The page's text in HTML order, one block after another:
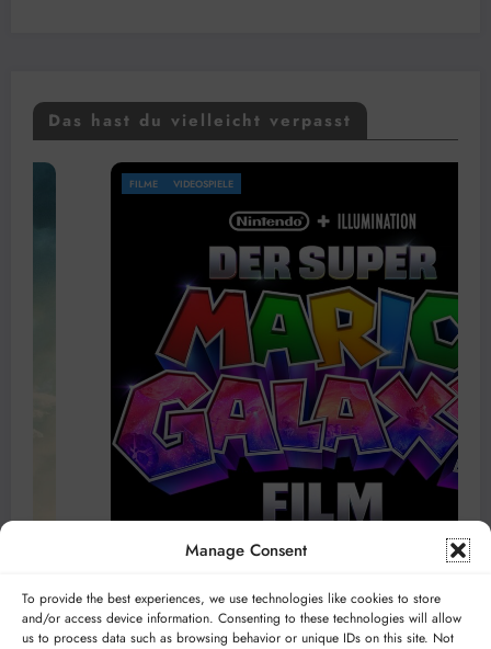
Manage Consent
To provide the best experiences, we use technologies like cookies to store
and/or access device information. Consenting to these technologies will allow
us to process data such as browsing behavior or unique IDs on this site. Not
Das hast du vielleicht verpasst
Film Asterix erobert Rom